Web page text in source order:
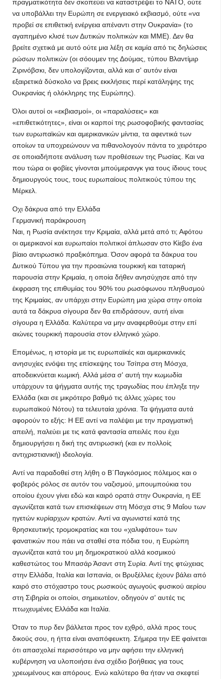
πραγματικότητα δεν σκοπεύει να καταστρέψει το ΝΑΤΟ, ούτε
να υποβάλλει την Ευρώπη σε ενεργειακό εκβιασμό, ούτε «να
προβεί σε επιθετική ενέργεια απέναντι στην Ουκρανία» (το
αγαπημένο κλισέ των Δυτικών πολιτικών και ΜΜΕ). Δεν θα
βρείτε σχετικά με αυτό ούτε μια λέξη σε καμία από τις δηλώσεις
ρώσων πολιτικών (οι σόουμεν της Δούμας, τύπου Βλαντίμιρ
Ζιρινόβσκι, δεν υπολογίζονται, αλλά και σ' αυτόν είναι
εξαιρετικά δύσκολο να βρεις εκκλήσεις περί κατάληψης της
Ουκρανίας ή ολόκληρης της Ευρώπης).
Όλοι αυτοί οι «εκβιασμοί», οι «παραλύσεις» και
«επιθετικότητες», είναι οι καρποί της ρωσοφοβικής φαντασίας
των ευρωπαϊκών και αμερικανικών μίντια, τα αφεντικά των
οποίων τα υποχρεώνουν να πιθανολογούν πάντα το χειρότερο
σε οποιαδήποτε ανάλυση των προθέσεων της Ρωσίας. Και να
που τώρα οι φοβίες γίνονται μπούμερανγκ για τους ίδιους τους
δημιουργούς τους, τους ευρωπαίους πολιτικούς τύπου της
Μέρκελ.
Οχι δάκρυα από την Ελλάδα
Γερμανική παράκρουση
Ναι, η Ρωσία ανέκτησε την Κριμαία, αλλά μετά από τι; Αφότου
οι αμερικανοί και ευρωπαίοι πολιτικοί άπλωσαν στο Κίεβο ένα
βίαιο αντιρωσικό πραξικόπημα. Όσον αφορά τα δάκρυα του
Δυτικού Τύπου για την προαιώνια τουρκική και ταταρική
παρουσία στην Κριμαία, η οποία δήθεν ανησύχησε από την
έκφραση της επιθυμίας του 90% του ρωσόφωνου πληθυσμού
της Κριμαίας, αν υπάρχει στην Ευρώπη μια χώρα στην οποία
αυτά τα δάκρυα σίγουρα δεν θα επιδράσουν, αυτή είναι
σίγουρα η Ελλάδα. Καλύτερα να μην αναφερθούμε στην επί
αιώνες τουρκική παρουσία στον ελληνικό χώρο.
Επομένως, η ιστορία με τις ευρωπαϊκές και αμερικανικές
ανησυχίες ενόψει της επίσκεψης του Τσίπρα στη Μόσχα,
αποδεικνύεται κωμική. Αλλά μέσα σ' αυτή την κωμωδία
υπάρχουν τα ψήγματα αυτής της τραγωδίας που έπληξε την
Ελλάδα (και σε μικρότερο βαθμό τις άλλες χώρες του
ευρωπαϊκού Νότου) τα τελευταία χρόνια. Τα ψήγματα αυτά
αφορούν το εξής: Η ΕΕ αντί να παλέψει με την πραγματική
απειλή, παλεύει με τις κατά φαντασία απειλές που έχει
δημιουργήσει η δική της αντιρωσική (και εν πολλοίς
αντιχριστιανική) ιδεολογία.
Αντί να παραδοθεί στη λήθη ο Β΄Παγκόσμιος πόλεμος και ο
φοβερός ρόλος σε αυτόν του ναζισμού, μπουμπούκια του
οποίου έχουν γίνει εδώ και καιρό ορατά στην Ουκρανία, η ΕΕ
αγωνίζεται κατά των επισκέψεων στη Μόσχα στις 9 Μαΐου των
ηγετών κυρίαρχων κρατών. Αντί να αγωνιστεί κατά της
θρησκευτικής τρομοκρατίας και του «χαλιφάτου» των
φανατικών που πάει να σταθεί στα πόδια του, η Ευρώπη
αγωνίζεται κατά του μη δημοκρατικού αλλά κοσμικού
καθεστώτος του Μπασάρ Άσαντ στη Συρία. Αντί της φτώχειας
στην Ελλάδα, Ιταλία και Ισπανία, οι Βρυξέλλες έχουν βάλει από
καιρό στο στόχαστρο τους ρωσικούς αγωγούς φυσικού αερίου
στη Σιβηρία οι οποίοι, σημειωτέον, οδηγούν σ' αυτές τις
πτωχευμένες Ελλάδα και Ιταλία.
Όταν το πυρ δεν βάλλεται προς τον εχθρό, αλλά προς τους
δικούς σου, η ήττα είναι αναπόφευκτη. Σήμερα την ΕΕ φαίνεται
ότι απασχολεί περισσότερο να μην αφήσει την ελληνική
κυβέρνηση να υλοποιήσει ένα σχέδιο βοήθειας για τους
χρεωμένους και απόρους. Ενώ καλύτερο θα ήταν να σκεφτεί